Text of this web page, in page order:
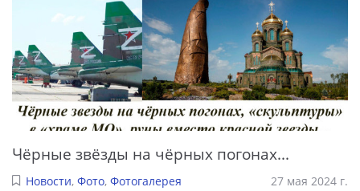
Чёрные звёзды на чёрных погонах...
Новости, Фото, Фотогалерея 27 мая 2024 г.